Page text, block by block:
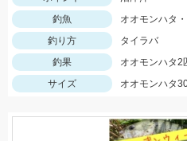
釣魚
オオモンハタ
釣り方
タイラバ
釣果
オオモンハタ2
サイズ
オオモンハタ